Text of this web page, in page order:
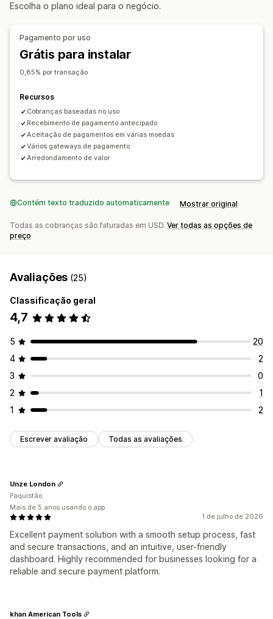
Escolha o plano ideal para o negócio.
Pagamento por uso
Grátis para instalar
0,85% por transação
Recursos
Cobranças baseadas no uso
Recebimento de pagamento antecipado
Aceitação de pagamentos em várias moedas
Vários gateways de pagamento
Arredondamento de valor
Contém texto traduzido automaticamente Mostrar original
Todas as cobranças são faturadas em USD. Ver todas as opções de
preço
Avaliações (25)
Classificação geral
4,7
5
20
4
2
3
0
2
1
1
2
Escrever avaliação Todas as avaliações
1 de julho de 2026
Excellent payment solution with a smooth setup process, fast
and secure transactions, and an intuitive, user-friendly
dashboard. Highly recommended for businesses looking for a
reliable and secure payment platform.
Unze London
Paquistão
Mais de 5 anos usando o app
khan American Tools